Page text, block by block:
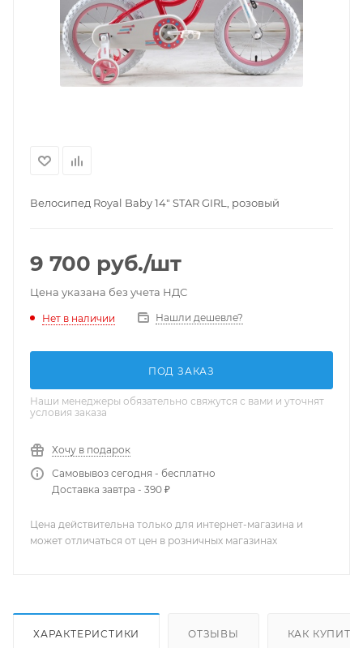
Велосипед Royal Baby 14" STAR GIRL, розовый
9 700 руб./шт
Цена указана без учета НДС
Нет в наличии Нашли дешевле?
ПОД ЗАКАЗ
Наши менеджеры обязательно свяжутся с вами и уточнят
условия заказа
Хочу в подарок
Самовывоз сегодня - бесплатно
Доставка завтра - 390 ₽
Цена действительна только для интернет-магазина и
может отличаться от цен в розничных магазинах
ХАРАКТЕРИСТИКИ ОТЗЫВЫ КАК КУПИТЬ